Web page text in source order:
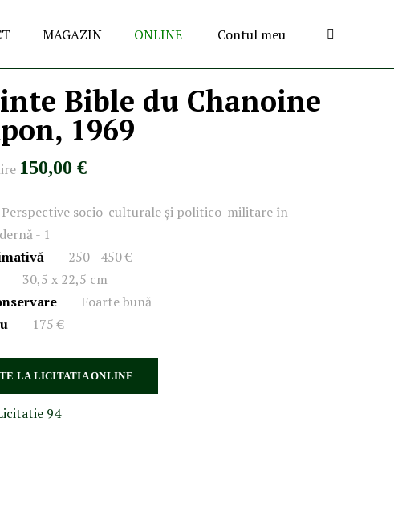
MAGAZIN ONLINE Contul meu
Bible du Chanoine
1969
150,00 €
Perspective socio-culturale și politico-militare în
- 1
250 - 450 €
30,5 x 22,5 cm
Foarte bună
175 €
LA LICITATIA ONLINE
94